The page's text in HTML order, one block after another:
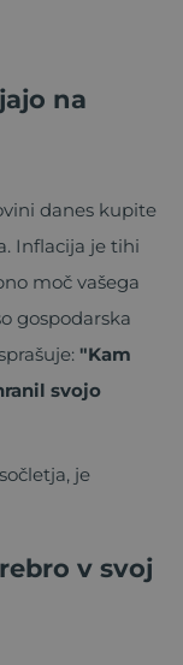
na
danes kupite
Inflacija je tihi
moč vašega
gospodarska
"Kam
svojo
je
v svoj